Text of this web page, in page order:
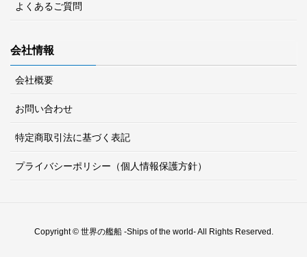
よくあるご質問
会社情報
会社概要
お問い合わせ
特定商取引法に基づく表記
プライバシーポリシー（個人情報保護方針）
Copyright © 世界の艦船 -Ships of the world- All Rights Reserved.